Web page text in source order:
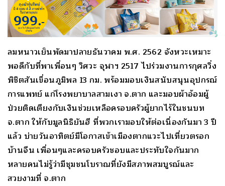
ลมหนาวเย็นพัดมาปลายธันวาคม พ.ศ. 2562 จังหวะเหมาะ
พอดีกับที่พาเพื่อนๆ วิศวะ จุฬาฯ 2517 ไปร่วมงานการกุศลวิ่ง
พิชิตสันเขื่อนภูมิพล 13 กม. พร้อมมอบเงินสนับสนุนอุปกรณ์
การแพทย์ แก่โรงพยาบาลสามเงา จ.ตาก และมอบผ้าอ้อมผู้
ป่วยติดเตียงกับเงินช่วยเหลือครอบครัวผู้ยากไร้ในชนบท
จ.ตาก ให้กับมูลนิธิยันฮี ที่พวกเรามอบให้ต่อเนื่องกันมา 3 ปี
แล้ว บ่ายวันอาทิตย์มีโอกาสเข้าเมืองตากแวะไปเที่ยวตรอก
บ้านจีน เพื่อนๆและครอบครัวชอบและประทับใจกันมาก
หลายคนไม่รู้ว่ามีชุมชนโบราณที่ยังมีสภาพสมบูรณ์และ
สวยงามที่ จ.ตาก